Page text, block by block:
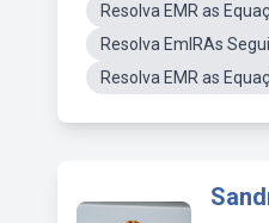
Resolva EMR as
Resolva EmIRAs
Resolva EMR as